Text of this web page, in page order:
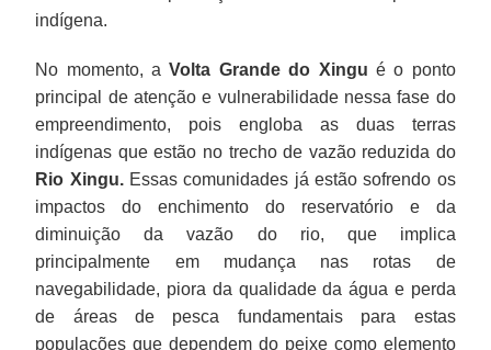
indígena.
No momento, aVolta Grande do Xingu é o ponto
principal de atenção e vulnerabilidade nessa fase do
empreendimento, pois engloba as duas terras
indígenas que estão no trecho de vazão reduzida do
Rio Xingu.Essas comunidades já estão sofrendo os
impactos do enchimento do reservatório e da
diminuição da vazão do rio, que implica
principalmente em mudança nas rotas de
navegabilidade, piora da qualidade da água e perda
de áreas de pesca fundamentais para estas
populações que dependem do peixe como elemento